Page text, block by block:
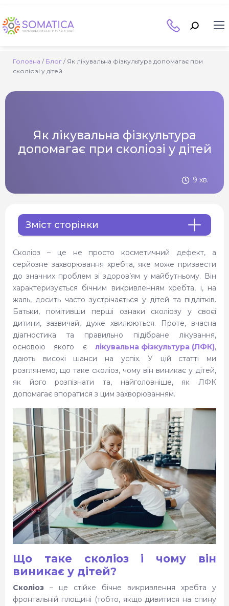
Головна / Блог / Як лікувальна фізкультура допомагає при
сколіозі у дітей
Як лікувальна фізкультура
допомагає при сколіозі у дітей
9 хв.
Зміст сторінки
Що таке сколіоз і чому він виникає у
дітей?
Симптоми сколіозу у дітей
Діагностика сколіозу
Що таке лікувальна фізкультура (ЛФК)?
Як ЛФК допомагає при сколіозі?
Приклади вправ ЛФК при сколіозі
сколіозу
Висновок
Часті запитання
Як лікувальна фізкультура допомагає
при сколіозі у дітей - ціна
Сколіоз – це не просто косметичний дефект, а
серйозне захворювання хребта, яке може призвести
до значних проблем зі здоров’ям у майбутньому. Він
характеризується бічним викривленням хребта, і, на
жаль, досить часто зустрічається у дітей та підлітків.
Батьки, помітивши перші ознаки сколіозу у своєї
дитини, зазвичай, дуже хвилюються. Проте, вчасна
діагностика та правильно підібране лікування,
основою якого є лікувальна фізкультура (ЛФК),
дають високі шанси на успіх. У цій статті ми
розглянемо, що таке сколіоз, чому він виникає у дітей,
як його розпізнати та, найголовніше, як ЛФК
допомагає впоратися з цим захворюванням.
Що таке сколіоз і чому він
виникає у дітей?
Сколіоз – це стійке бічне викривлення хребта у
фронтальній площині (тобто, якщо дивитися на спину